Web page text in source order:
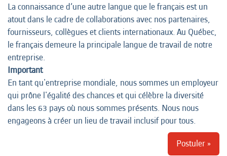
La connaissance d’une autre langue que le français est un
atout dans le cadre de collaborations avec nos partenaires,
fournisseurs, collègues et clients internationaux. Au Québec,
le français demeure la principale langue de travail de notre
entreprise.
Important
En tant qu'entreprise mondiale, nous sommes un employeur
qui prône l'égalité des chances et qui célèbre la diversité
dans les 63 pays où nous sommes présents. Nous nous
engageons à créer un lieu de travail inclusif pour tous.
Postuler »